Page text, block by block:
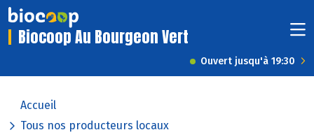
Biocoop Au Bourgeon Vert
Ouvert jusqu'à 19:30
Accueil
Tous nos producteurs locaux